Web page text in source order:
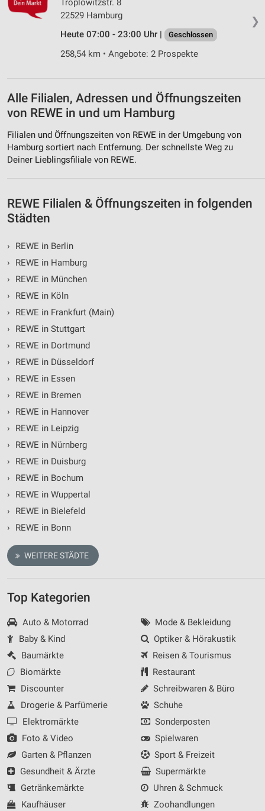
❯
Troplowitzstr. 8
22529 Hamburg
Heute 07:00 - 23:00 Uhr |
Geschlossen
258,54 km • Angebote: 2 Prospekte
Alle Filialen, Adressen und Öffnungszeiten
von REWE in und um Hamburg
Filialen und Öffnungszeiten von REWE in der Umgebung von
Hamburg sortiert nach Entfernung. Der schnellste Weg zu
Deiner Lieblingsfiliale von REWE.
REWE Filialen & Öffnungszeiten in folgenden
Städten
›
REWE in Berlin
›
REWE in Hamburg
›
REWE in München
›
REWE in Köln
›
REWE in Frankfurt (Main)
›
REWE in Stuttgart
›
REWE in Dortmund
›
REWE in Düsseldorf
›
REWE in Essen
›
REWE in Bremen
›
REWE in Hannover
›
REWE in Leipzig
›
REWE in Nürnberg
›
REWE in Duisburg
›
REWE in Bochum
›
REWE in Wuppertal
›
REWE in Bielefeld
›
REWE in Bonn
WEITERE STÄDTE
Top Kategorien
Auto & Motorrad
Baby & Kind
Baumärkte
Biomärkte
Discounter
Drogerie & Parfümerie
Elektromärkte
Foto & Video
Garten & Pflanzen
Gesundheit & Ärzte
Getränkemärkte
Kaufhäuser
Mode & Bekleidung
Optiker & Hörakustik
Reisen & Tourismus
Restaurant
Schreibwaren & Büro
Schuhe
Sonderposten
Spielwaren
Sport & Freizeit
Supermärkte
Uhren & Schmuck
Zoohandlungen
Funktional